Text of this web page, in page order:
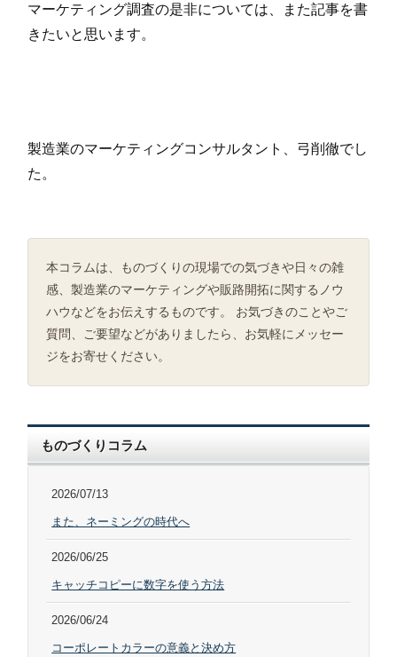
マーケティング調査の是非については、また記事を書
きたいと思います。
製造業のマーケティングコンサルタント、弓削徹でし
た。
本コラムは、ものづくりの現場での気づきや日々の雑
感、製造業のマーケティングや販路開拓に関するノウ
ハウなどをお伝えするものです。 お気づきのことやご
質問、ご要望などがありましたら、お気軽にメッセー
ジをお寄せください。
ものづくりコラム
2026/07/13
また、ネーミングの時代へ
2026/06/25
キャッチコピーに数字を使う方法
2026/06/24
コーポレートカラーの意義と決め方